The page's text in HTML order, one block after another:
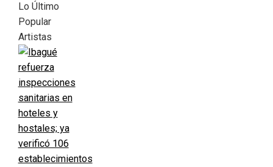
Lo Último
Popular
Artistas